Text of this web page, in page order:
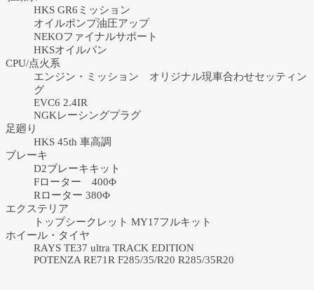
HKS GR6ミッション
オイルポンプ油圧アップ
NEKOファイナルサポート
HKSオイルパン
CPU/点火系
エンジン・ミッション オリジナル現車合わせセッティン
グ
EVC6 2.4IR
NGKレーシングプラグ
足廻り
HKS 45th 車高調
ブレーキ
D2ブレーキキット
Fローター 400Φ
Rローター 380Φ
エクステリア
トップシークレット MY17フルキット
ホイール・タイヤ
RAYS TE37 ultra TRACK EDITION
POTENZA RE71R F285/35/R20 R285/35R20